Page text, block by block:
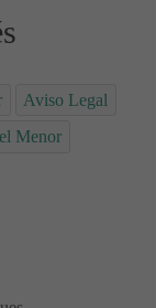
Aviso Legal
Menor